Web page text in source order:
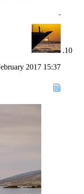
2017 15:37